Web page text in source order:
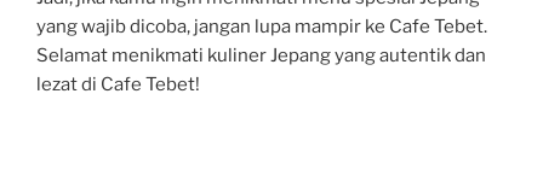
yang wajib dicoba, jangan lupa mampir ke Cafe Tebet.
Selamat menikmati kuliner Jepang yang autentik dan
lezat di Cafe Tebet!